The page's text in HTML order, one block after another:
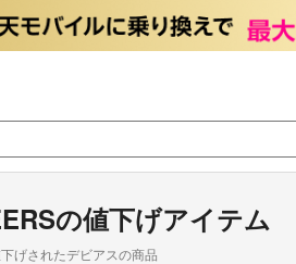
の値下げアイテム
げされたデビアスの商品